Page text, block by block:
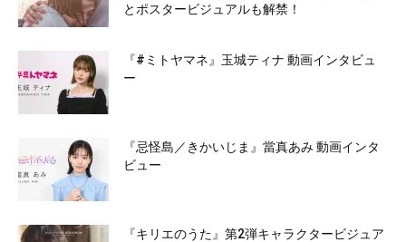
とポスタービジュアルも解禁！
『#ミトヤマネ』玉城ティナ 動画インタビュ
ー
『忌怪島／きかいじま』當真あみ 動画インタ
ビュー
『キリエのうた』第2弾キャラクタービジュア